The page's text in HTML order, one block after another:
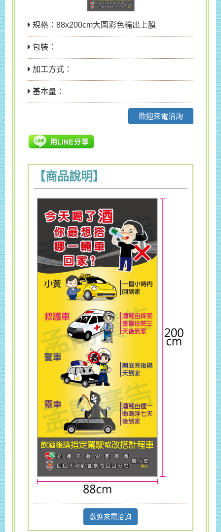
規格：88x200cm大圖彩色輸出上膜
包裝：
加工方式：
基本量：
歡迎來電洽詢
【商品說明】
歡迎來電洽詢